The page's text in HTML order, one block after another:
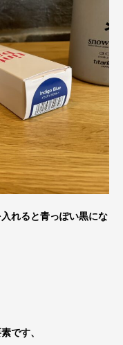
れると青っぽい黒にな
です、